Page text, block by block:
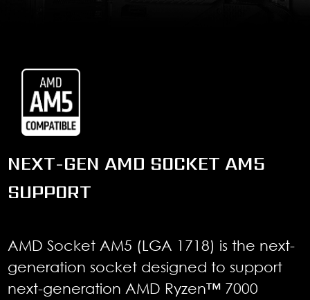
NEXT-GEN AMD SOCKET AM5
SUPPORT
AMD Socket AM5 (LGA 1718) is the next-
generation socket designed to support
next-generation AMD Ryzen™ 7000